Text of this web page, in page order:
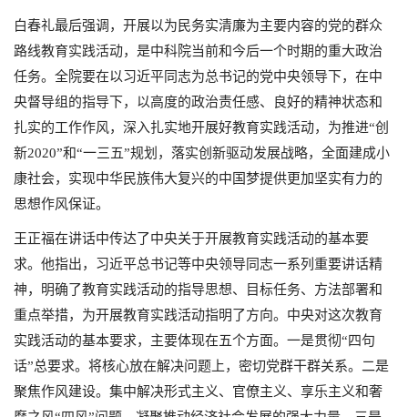
白春礼最后强调，开展以为民务实清廉为主要内容的党的群众
路线教育实践活动，是中科院当前和今后一个时期的重大政治
任务。全院要在以习近平同志为总书记的党中央领导下，在中
央督导组的指导下，以高度的政治责任感、良好的精神状态和
扎实的工作作风，深入扎实地开展好教育实践活动，为推进“创
新2020”和“一三五”规划，落实创新驱动发展战略，全面建成小
康社会，实现中华民族伟大复兴的中国梦提供更加坚实有力的
思想作风保证。
王正福在讲话中传达了中央关于开展教育实践活动的基本要
求。他指出，习近平总书记等中央领导同志一系列重要讲话精
神，明确了教育实践活动的指导思想、目标任务、方法部署和
重点举措，为开展教育实践活动指明了方向。中央对这次教育
实践活动的基本要求，主要体现在五个方面。一是贯彻“四句
话”总要求。将核心放在解决问题上，密切党群干群关系。二是
聚焦作风建设。集中解决形式主义、官僚主义、享乐主义和奢